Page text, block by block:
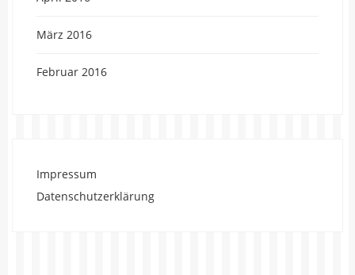
März 2016
Februar 2016
Impressum
Datenschutzerklärung